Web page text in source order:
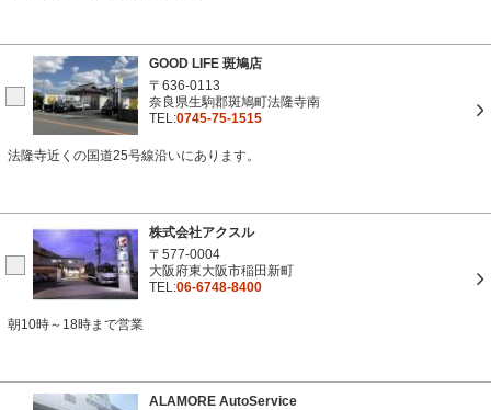
GOOD LIFE 斑鳩店
〒636-0113
奈良県生駒郡斑鳩町法隆寺南
TEL:0745-75-1515
法隆寺近くの国道25号線沿いにあります。
株式会社アクスル
〒577-0004
大阪府東大阪市稲田新町
TEL:06-6748-8400
朝10時～18時まで営業
ALAMORE AutoService